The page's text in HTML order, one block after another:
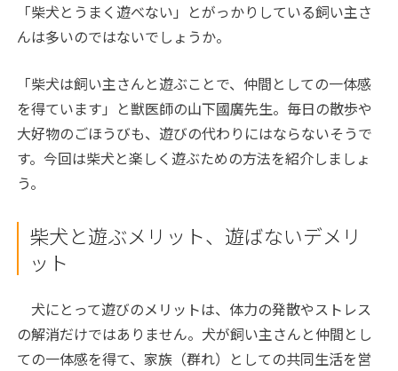
「柴犬とうまく遊べない」とがっかりしている飼い主さ
んは多いのではないでしょうか。
「柴犬は飼い主さんと遊ぶことで、仲間としての一体感
を得ています」と獣医師の山下國廣先生。毎日の散歩や
大好物のごほうびも、遊びの代わりにはならないそうで
す。今回は柴犬と楽しく遊ぶための方法を紹介しましょ
う。
柴犬と遊ぶメリット、遊ばないデメリ
ット
犬にとって遊びのメリットは、体力の発散やストレス
の解消だけではありません。犬が飼い主さんと仲間とし
ての一体感を得て、家族（群れ）としての共同生活を営